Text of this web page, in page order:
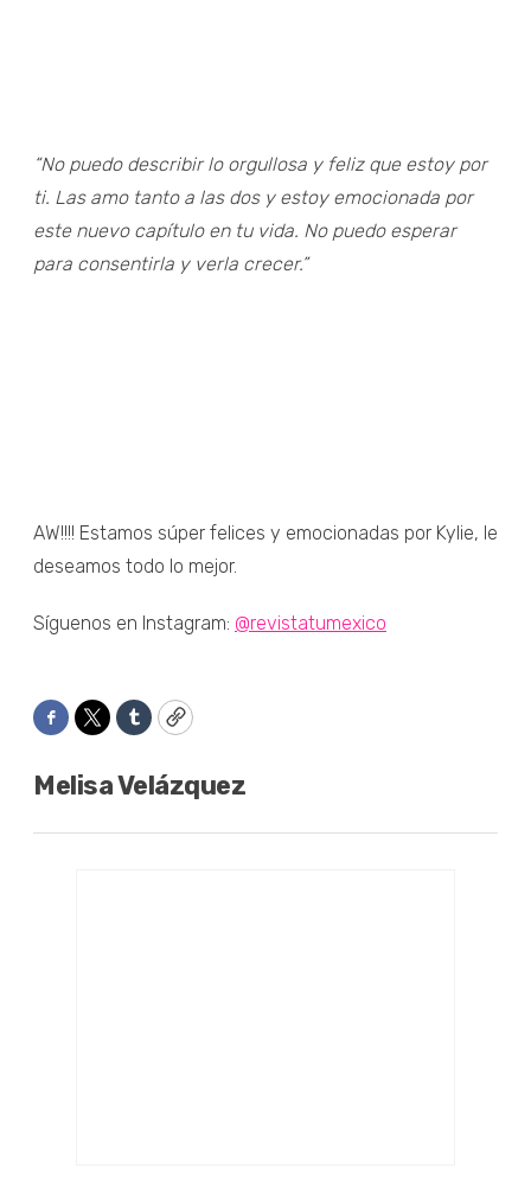
“No puedo describir lo orgullosa y feliz que estoy por
ti. Las amo tanto a las dos y estoy emocionada por
este nuevo capítulo en tu vida. No puedo esperar
para consentirla y verla crecer.”
AW!!!! Estamos súper felices y emocionadas por Kylie, le
deseamos todo lo mejor.
Síguenos en Instagram: @revistatumexico
Facebook
TwitterTumblrCopy
Melisa Velázquez